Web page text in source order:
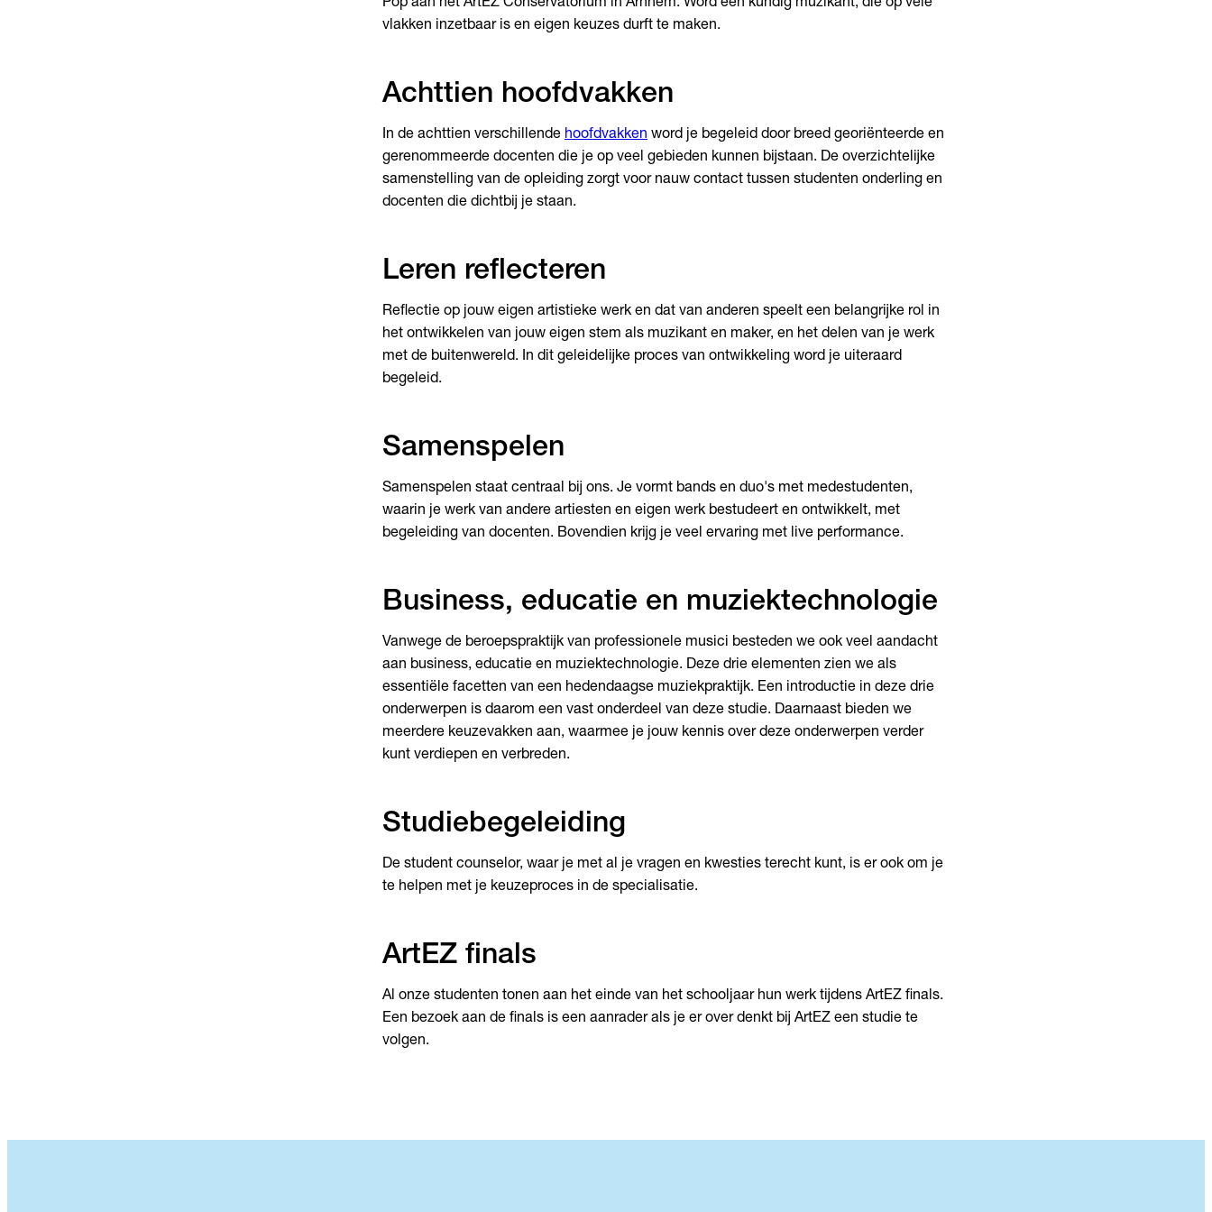
Pop aan het ArtEZ Conservatorium in Arnhem. Word een kundig muzikant, die op vele
vlakken inzetbaar is en eigen keuzes durft te maken.
Achttien hoofdvakken
In de achttien verschillende hoofdvakken word je begeleid door breed georiënteerde en
gerenommeerde docenten die je op veel gebieden kunnen bijstaan. De overzichtelijke
samenstelling van de opleiding zorgt voor nauw contact tussen studenten onderling en
docenten die dichtbij je staan.
Leren reflecteren
Reflectie op jouw eigen artistieke werk en dat van anderen speelt een belangrijke rol in
het ontwikkelen van jouw eigen stem als muzikant en maker, en het delen van je werk
met de buitenwereld. In dit geleidelijke proces van ontwikkeling word je uiteraard
begeleid.
Samenspelen
Samenspelen staat centraal bij ons. Je vormt bands en duo's met medestudenten,
waarin je werk van andere artiesten en eigen werk bestudeert en ontwikkelt, met
begeleiding van docenten. Bovendien krijg je veel ervaring met live performance.
Business, educatie en muziektechnologie
Vanwege de beroepspraktijk van professionele musici besteden we ook veel aandacht
aan business, educatie en muziektechnologie. Deze drie elementen zien we als
essentiële facetten van een hedendaagse muziekpraktijk. Een introductie in deze drie
onderwerpen is daarom een vast onderdeel van deze studie. Daarnaast bieden we
meerdere keuzevakken aan, waarmee je jouw kennis over deze onderwerpen verder
kunt verdiepen en verbreden.
Studiebegeleiding
De student counselor, waar je met al je vragen en kwesties terecht kunt, is er ook om je
te helpen met je keuzeproces in de specialisatie.
ArtEZ finals
Al onze studenten tonen aan het einde van het schooljaar hun werk tijdens ArtEZ finals.
Een bezoek aan de finals is een aanrader als je er over denkt bij ArtEZ een studie te
volgen.